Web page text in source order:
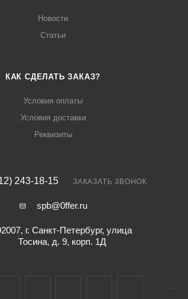
Новости
Статьи
КАК СДЕЛАТЬ ЗАКАЗ?
Условия оплаты
Условия доставки
Реквизиты
243-18-15 ЗАКАЗАТЬ ЗВОНОК
spb@0ffer.ru
г. Санкт-Петербург, улица
Тосина, д. 9, корп. 1Д